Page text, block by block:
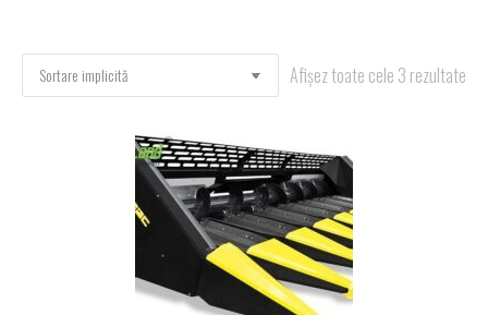
Afișez toate cele 3 rezultate